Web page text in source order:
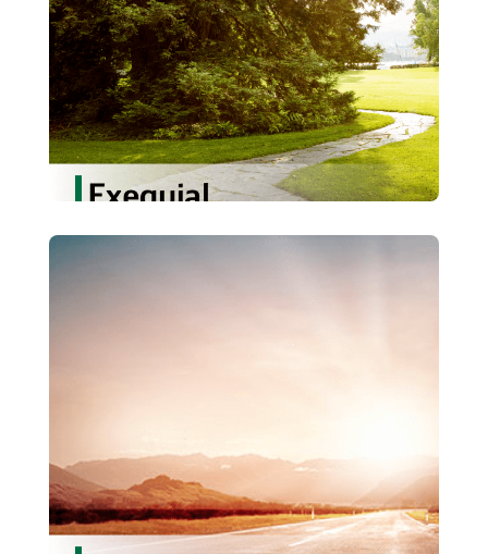
internacional, accediendo a la mejor
infraestructura y atención permanente.
Conoce más
Conoce más